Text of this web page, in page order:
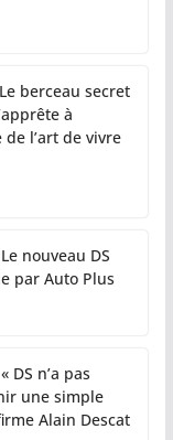
berceau secret
à
l’art de vivre
nouveau DS
par Auto Plus
DS n’a pas
une simple
Alain Descat